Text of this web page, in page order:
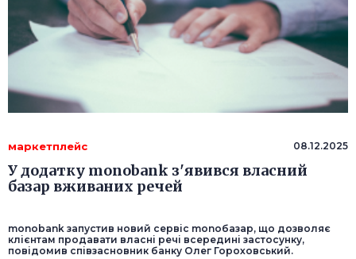
маркетплейс 08.12.2025
У додатку monobank з'явився власний
базар вживаних речей
monobank запустив новий сервіс monoбазар, що дозволяє
клієнтам продавати власні речі всередині застосунку,
повідомив співзасновник банку Олег Гороховський.